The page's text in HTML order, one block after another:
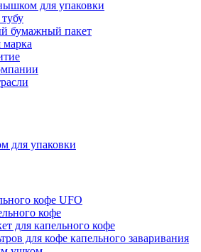
для упаковки
бумажный пакет
марка
для упаковки
кофе UFO
кофе
для капельного кофе
для кофе капельного заваривания